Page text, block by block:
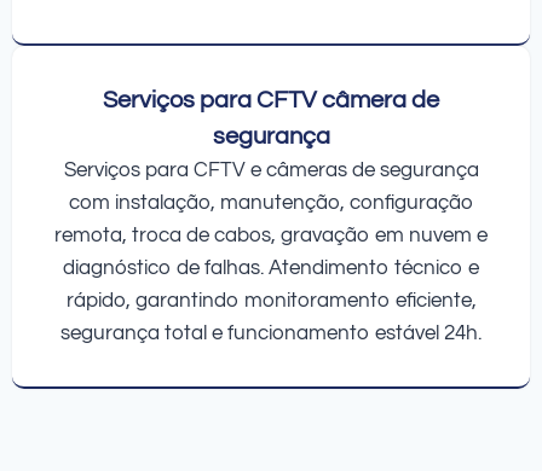
Serviços para CFTV câmera de
segurança
Serviços para CFTV e câmeras de segurança
com instalação, manutenção, configuração
remota, troca de cabos, gravação em nuvem e
diagnóstico de falhas. Atendimento técnico e
rápido, garantindo monitoramento eficiente,
segurança total e funcionamento estável 24h.